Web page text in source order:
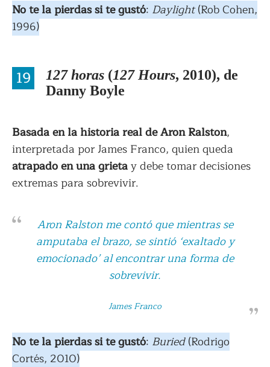
No te la pierdas si te gustó: Daylight(Rob Cohen,
1996)
19 127 horas (127 Hours, 2010), de
Danny Boyle
Basada en la historia real de Aron Ralston,
interpretada por James Franco, quien queda
atrapado en una grietay debe tomar decisiones
extremas para sobrevivir.
Aron Ralston me contó que mientras se
amputaba el brazo, se sintió ‘exaltado y
emocionado’ al encontrar una forma de
sobrevivir.
James Franco
No te la pierdas si te gustó: Buried(Rodrigo
Cortés, 2010)